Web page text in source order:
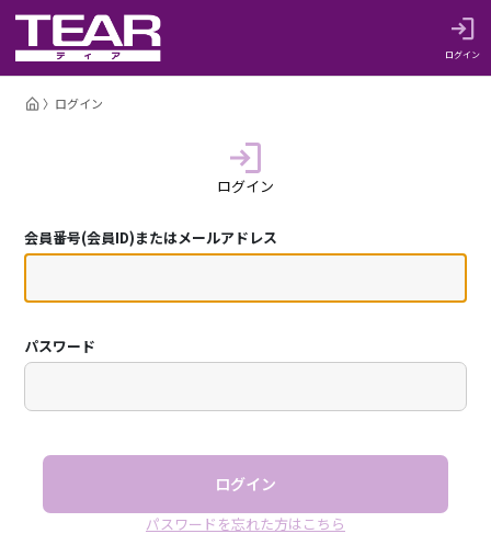
ログイン
ログイン
ログイン
会員番号(会員ID)またはメールアドレス
パスワード
ログイン
パスワードを忘れた方はこちら